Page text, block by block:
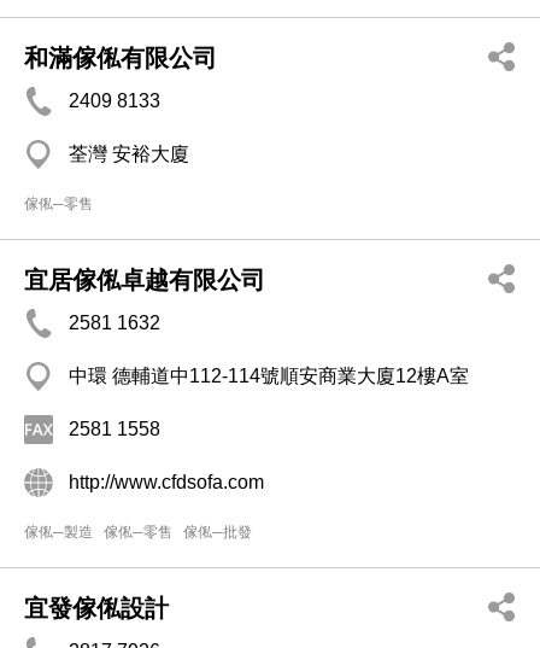
和滿傢俬有限公司
2409 8133
荃灣 安裕大廈
傢俬─零售
宜居傢俬卓越有限公司
2581 1632
中環 德輔道中112-114號順安商業大廈12樓A室
2581 1558
http://www.cfdsofa.com
傢俬─製造 傢俬─零售 傢俬─批發
宜發傢俬設計